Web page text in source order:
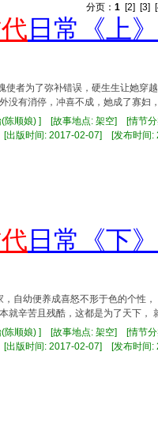
分页： 1 [2] [3]
日常《上
使者为了弥补错误，硬生生让她穿
有消停，冲喜不成，她成了寡妇
(陈顺娘) ] [故事地点: 架空] [情节
[出版时间: 2017-02-07] [发布时
日常《下
，自幼便养成喜怒不形于色的个性
就辛苦且残酷，这都是为了天下，
(陈顺娘) ] [故事地点: 架空] [情节
[出版时间: 2017-02-07] [发布时